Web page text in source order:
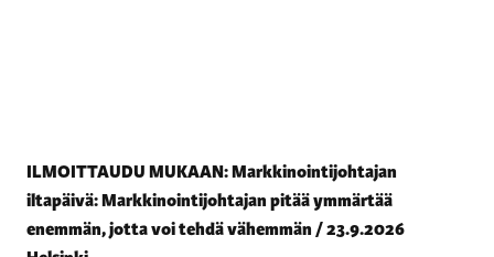
ILMOITTAUDU MUKAAN: Markkinointijohtajan
iltapäivä: Markkinointijohtajan pitää ymmärtää
enemmän, jotta voi tehdä vähemmän / 23.9.2026